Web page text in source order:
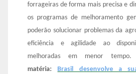
forrageiras de forma mais precisa e
os programas de melhoramento
poderão solucionar problemas da
eficiência e agilidade ao
melhoradas em menor
matéria:
Brasil desenvolve a